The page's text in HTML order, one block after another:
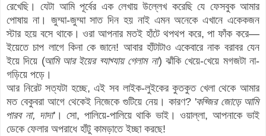
রেখেছি। যেটা আমি পূর্বের এক লেখায় উল্লেখ করেছি যে ফেসবুক আমার
পোষায় না। জুম্মা-জুম্মা সাত দিন হয় নাই এমন অনেকে এখানে একেকজন
স্টার হয়ে বসে থাকে। ওরা আপনার মতই হাঁটে থপথপ করে, পা ফাঁক করে—
ইয়েতে চাপ লাগে কিনা কে জানে! আবার হাঁটাটাও একেবারে নাক বরাবর যেন
ইয়ে দিয়ে (আমি আর ইয়ের ব্যাখ্যায় গেলাম না) ঝাঁকি খেয়ে-খেয়ে মগজটা না-
গড়িয়ে পড়ে।
আর নিরেট সত্যটা হচ্ছে, এই সব লাইক-লুইকের কুতকুত খেলা থেকে আমার
মত বেকুবরা আগে থেকেই নিজেকে গুটিয়ে নেয়। কারণ? 'কব্জির জোড়ে আমি
পারব না, দাদা'। সো, পালিয়ে-পালিয়ে থাকি ভাই। ওয়াল্লা, আপনাকে ভাই
ডেকে ফেলার অপরাধে হাঁটু কামড়াতে ইচ্ছা করছে!